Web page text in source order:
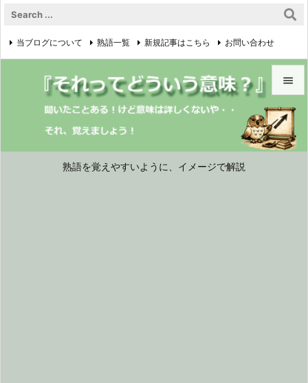
熟語を覚えやすいように、イメージで解説


メニュ

当ブログについて 熟語一覧 新規記事はこちら お問い合わせ
プライバシーポリシー 